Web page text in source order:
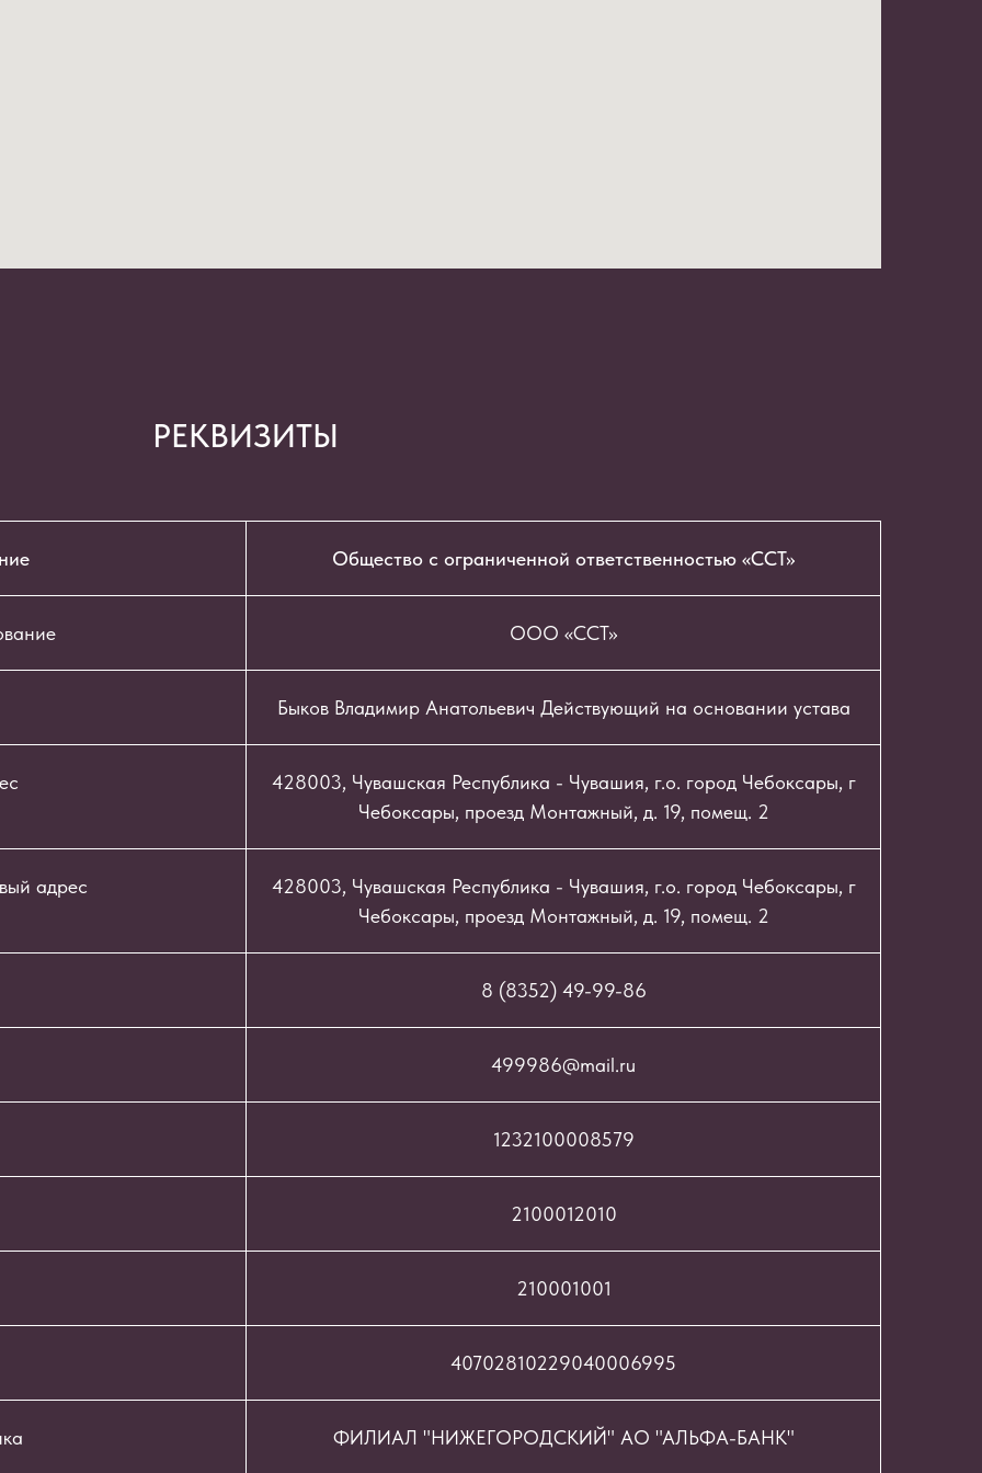
РЕКВИЗИТЫ
Общество с ограниченной ответственностью «ССТ»
ООО «ССТ»
Быков Владимир Анатольевич Действующий на основании устава
428003, Чувашская Республика - Чувашия, г.о. город Чебоксары, г
Чебоксары, проезд Монтажный, д. 19, помещ. 2
адрес
428003, Чувашская Республика - Чувашия, г.о. город Чебоксары, г
Чебоксары, проезд Монтажный, д. 19, помещ. 2
8 (8352) 49-99-86
499986@mail.ru
1232100008579
2100012010
210001001
40702810229040006995
ФИЛИАЛ "НИЖЕГОРОДСКИЙ" АО "АЛЬФА-БАНК"